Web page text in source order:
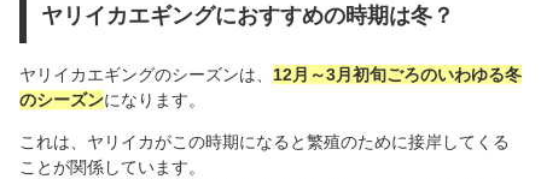
ヤリイカエギングにおすすめの時期は冬？
ヤリイカエギングのシーズンは、 12月～3月初旬ごろのいわゆる冬
のシーズンになります。
これは、ヤリイカがこの時期になると繁殖のために接岸してくる
ことが関係しています。